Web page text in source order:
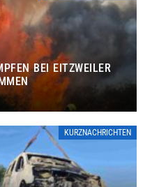
BEI EITZWEILER
KURZNACHRICHTEN